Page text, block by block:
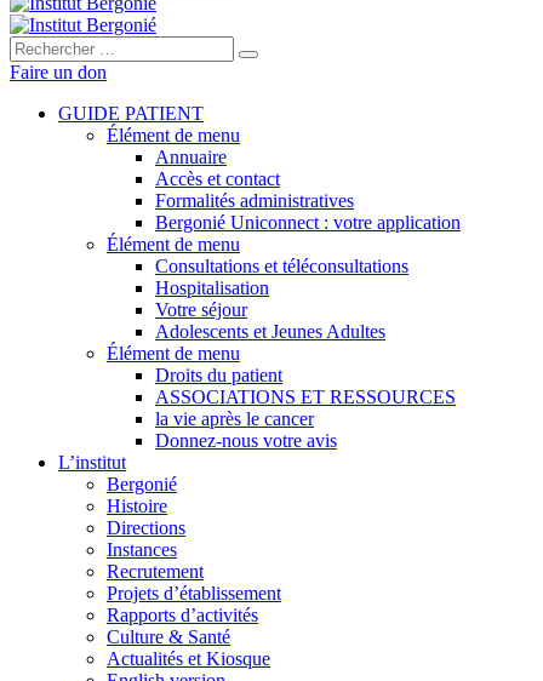
Rechercher :
Faire un don
GUIDE PATIENT
Élément de menu
Annuaire
Accès et contact
Formalités administratives
Bergonié Uniconnect : votre application
Élément de menu
Consultations et téléconsultations
Hospitalisation
Votre séjour
Adolescents et Jeunes Adultes
Élément de menu
Droits du patient
ASSOCIATIONS ET RESSOURCES
la vie après le cancer
Donnez-nous votre avis
L’institut
Bergonié
Histoire
Directions
Instances
Recrutement
Projets d’établissement
Rapports d’activités
Culture & Santé
Actualités et Kiosque